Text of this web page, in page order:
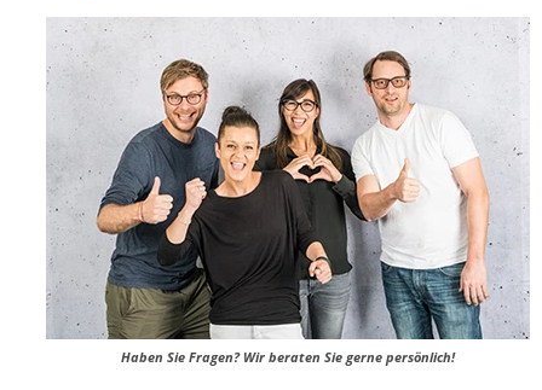
Haben Sie Fragen? Wir beraten Sie gerne persönlich!